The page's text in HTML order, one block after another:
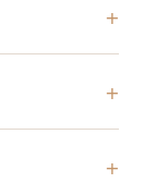
+
+
+